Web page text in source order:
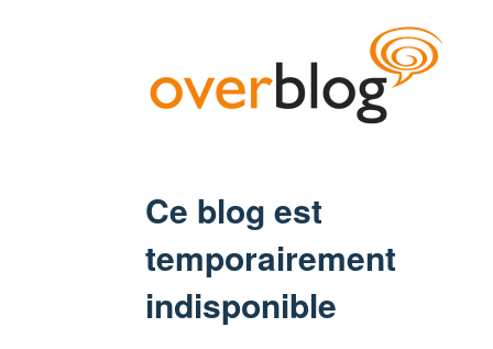
Ce blog est
temporairement
indisponible